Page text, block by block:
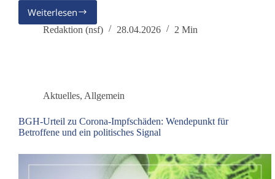
Weiterlesen
„Timmy“
–
für
deutsche
Politik
Redaktion (nsf) 28.04.2026 2 Min
Aktuelles, Allgemein
BGH-Urteil zu Corona-Impfschäden: Wendepunkt für
Betroffene und ein politisches Signal